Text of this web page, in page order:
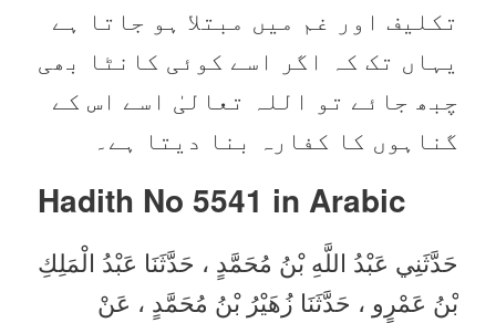
تکلیف اور غم میں مبتلا ہو جاتا ہے
یہاں تک کہ اگر اسے کوئی کانٹا بھی
چبھ جائے تو اللہ تعالیٰ اسے اس کے
گناہوں کا کفارہ بنا دیتا ہے۔
Hadith No 5541 in Arabic
حَدَّثَنِي عَبْدُ اللَّهِ بْنُ مُحَمَّدٍ ، حَدَّثَنَا عَبْدُ الْمَلِكِ
بْنُ عَمْرٍو ، حَدَّثَنَا زُهَيْرُ بْنُ مُحَمَّدٍ ، عَنْ